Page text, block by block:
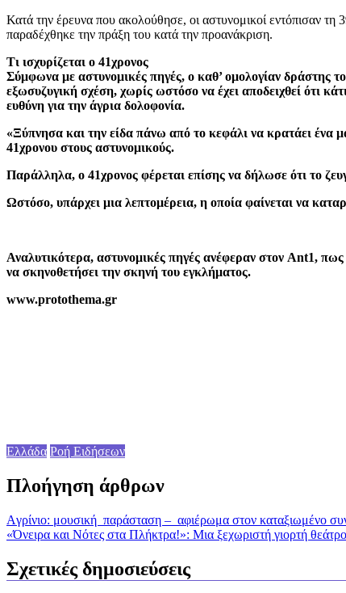
Κατά την έρευνα που ακολούθησε, οι αστυνομικοί εντόπισαν
παραδέχθηκε την πράξη του κατά την προανάκριση.
Τι ισχυρίζεται ο 41χρονος
Σύμφωνα με αστυνομικές πηγές, ο καθ’ ομολογίαν δράστης
εξωσυζυγική σχέση, χωρίς ωστόσο να έχει αποδειχθεί ότι
ευθύνη για την άγρια δολοφονία.
«Ξύπνησα και την είδα πάνω από το κεφάλι να κρατάει
41χρονου στους αστυνομικούς.
Παράλληλα, ο 41χρονος φέρεται επίσης να δήλωσε ότι το
Ωστόσο, υπάρχει μια λεπτομέρεια, η οποία φαίνεται να
Αναλυτικότερα, αστυνομικές πηγές ανέφεραν στον Ant1,
να σκηνοθετήσει την σκηνή του εγκλήματος.
www.protothema.gr
Ελλάδα Ροή Ειδήσεων
Πλοήγηση άρθρων
Aγρίνιο: μουσική παράσταση – αφιέρωμα στον καταξιωμένο
«Όνειρα και Νότες στα Πλήκτρα!»: Μια ξεχωριστή γιορτή
Σχετικές δημοσιεύσεις